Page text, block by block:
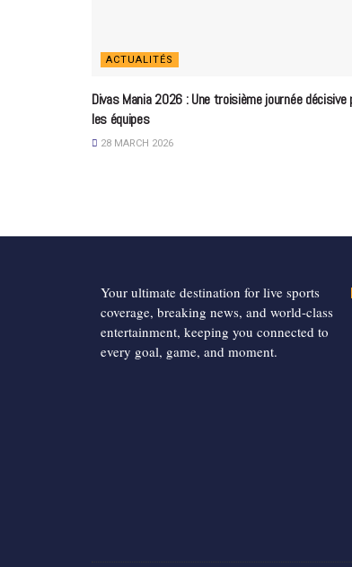
ACTUALITÉS
Divas Mania 2026 : Une troisième journée
les équipes
28 MARCH 2026
Your ultimate destination for live sports
coverage, breaking news, and world-class
entertainment, keeping you connected to
every goal, game, and moment.